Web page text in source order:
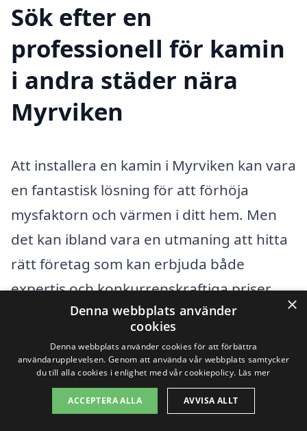
Sök efter en
professionell för kamin
i andra städer nära
Myrviken
Att installera en kamin i Myrviken kan vara
en fantastisk lösning för att förhöja
mysfaktorn och värmen i ditt hem. Men
det kan ibland vara en utmaning att hitta
rätt företag som kan erbjuda både
expertis och konkurrenskraftiga priser.
Lyckligtvis finns det flera andra städer i
specialister. Här är några av de
närliggande städerna där du kan börja
din sökning:
×
Denna webbplats använder
cookies
Denna webbplats använder cookies för att förbättra
användarupplevelsen. Genom att använda vår webbplats samtycker
du till alla cookies i enlighet med vår cookiepolicy. Läs mer
ACCEPTERA ALLA AVVISA ALLT